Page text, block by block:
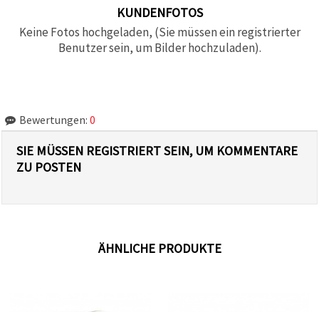
KUNDENFOTOS
Keine Fotos hochgeladen, (Sie müssen ein registrierter
Benutzer sein, um Bilder hochzuladen).
Bewertungen: 0
SIE MÜSSEN REGISTRIERT SEIN, UM KOMMENTARE
ZU POSTEN
ÄHNLICHE PRODUKTE